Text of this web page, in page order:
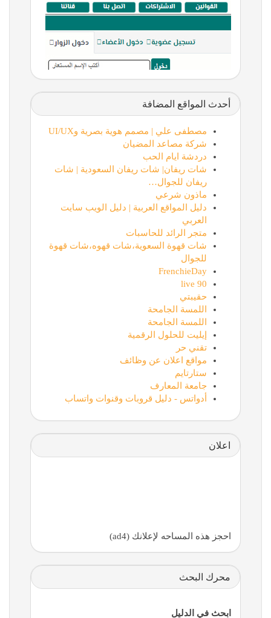
أحدث المواقع المضافة
مصطفى علي | مصمم هوية بصرية وUI/UX
شركة مصاعد المضيان
دردشة ايام الحب
شات ريفان| شات ريفان السعودية | شات
ريفان للجوال…
ماذون شرعي
دليل المواقع العربية | دليل الويب سايت
العربي
متجر الرائد للحاسبات
شات قهوة السعوية،شات قهوه،شات قهوة
للجوال
FrenchieDay
90 live
حقيبتي
اللمسة الجامحة
اللمسة الجامحة
إيليت للحلول الرقمية
تقني حر
مواقع اعلان عن وظائف
ستارتايم
جامعة المعارف
أدواتس - دليل قروبات وقنوات واتساب
اعلان
احجز هذه المساحه لإعلانك (ad4)
محرك البحث
ابحث في الدليل